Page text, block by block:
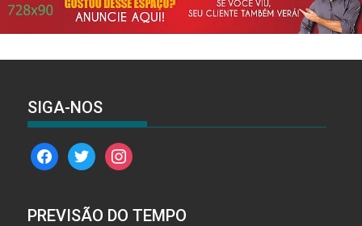
SIGA-NOS
facebooktwitterinstagram
PREVISÃO DO TEMPO